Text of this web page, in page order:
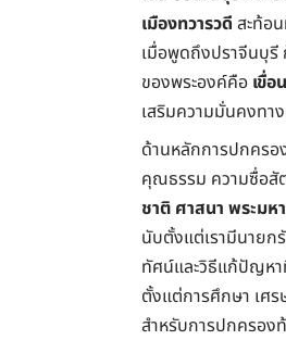
เมืองทวารวดี สะท้อ
เมื่อพูดถึงปราจีนบุรี
ของพระองค์คือ เขื่
เสริมความมั่นคงทา
ด้านหลักการปกครอ
คุณธรรม ความซื่อสั
ชาติ ศาสนา พระมห
นับตั้งแต่เรามีนาย
ทัศน์และวิธีแก้ปัญหา
ตั้งแต่การศึกษา เศ
สำหรับการปกครอง